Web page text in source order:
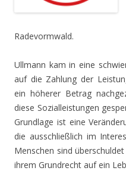
Radevormwald.
Ullmann kam in eine
auf die Zahlung der
ein höherer Betrag
diese Sozialleistungen
Grundlage ist eine
die ausschließlich im
Menschen sind
ihrem Grundrecht auf ein